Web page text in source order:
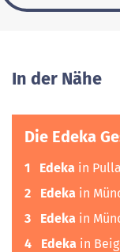
In der Nähe
Die Edeka
1 Edeka in
2 Edeka in
3 Edeka in
4 Edeka in